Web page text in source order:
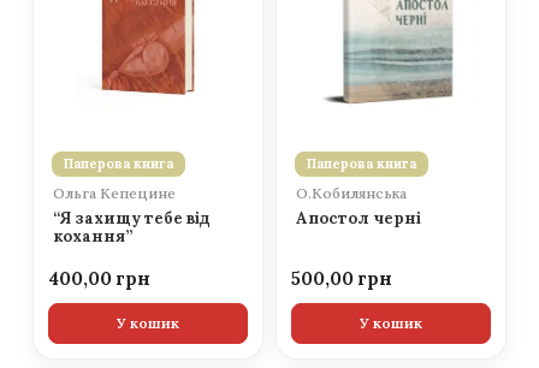
Паперова книга
Ольга Кепецине
“Я захищу тебе від
кохання”
400,00
У кошик
Паперова книга
О.Кобилянська
Апостол черні
500,00
У кошик